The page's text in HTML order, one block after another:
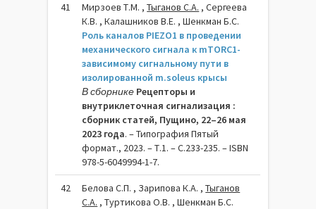
41 Мирзоев Т.М. ,Тыганов С.А. , Сергеева
К.В. , Калашников В.Е. , Шенкман Б.С.
Роль каналов PIEZO1 в проведении
механического сигнала к mTORC1-
зависимому сигнальному пути в
изолированной m.soleus крысы
В сборнике Рецепторы и
внутриклеточная сигнализация :
сборник статей, Пущино, 22–26 мая
2023 года. – Типография Пятый
формат., 2023. – Т.1. – C.233-235. – ISBN
978-5-6049994-1-7.
42 Белова С.П. , Зарипова К.А. ,Тыганов
С.А. , Туртикова О.В. , Шенкман Б.С.